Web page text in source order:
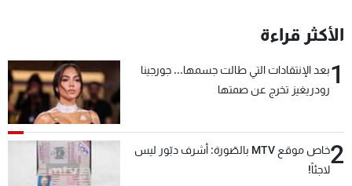
الأكثر قراءة
1بعد الإنتقادات التي طالت جسمها... جورجينا
رودريغيز تخرج عن صمتها
2
خاص موقع MTV بالصّورة: أشرف دبّور ليس
لاجئاً!